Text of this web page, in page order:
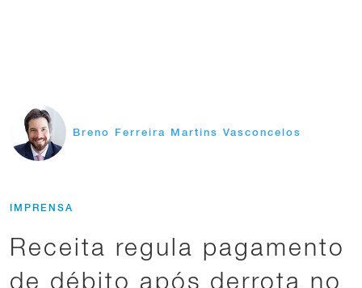
Breno Ferreira Martins Vasconcelos
IMPRENSA
Receita regula pagamento
de débito após derrota no